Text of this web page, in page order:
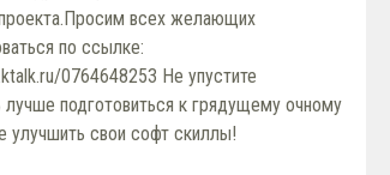
всех желающих
по ссылке:
0764648253 Не упустите
подготовиться к грядущему очному
улучшить свои софт скиллы!